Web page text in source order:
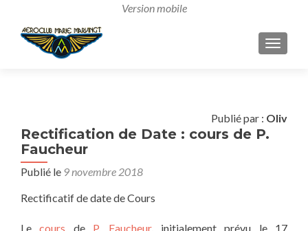
Publié par : Oliv
Rectification de Date : cours de P.
Faucheur
Publié le 9 novembre 2018
Rectificatif de date de Cours
Lecours de P. Faucheur, initialement prévu le 17